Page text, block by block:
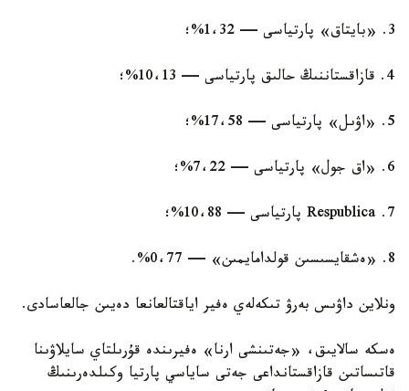
3. «بايتاق» پارتياسى — 1،32%؛
4. قازاقستاننىڭ حالىق پارتياسى — 10،13%؛
5. «اۋىل» پارتياسى — 17،58%؛
6. «اق جول» پارتياسى — 7،22%؛
7. Respublica پارتياسى — 10،88%؛
8. «ەشقايسىسىن قولدامايمىن» — 0،77%.
ونلاين داۋىس بەرۋ تىكەلەي ەفير اياقتالعانعا دەيىن جالعاسادى.
ەسكە سالايىق، «جەتىنشى ارنا» ەفيرىندە قۇرىلتاي سايلاۋىنا
قاتىساتىن قازاقستانداعى جەتى ساياسي پارتيا وكىلدەرىنىڭ